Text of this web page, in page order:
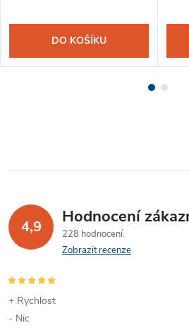
DO KOŠÍKU
4,9 Hodnocení
228 hodnocení
Zobrazit recenze
+ Rychlost
- Nic